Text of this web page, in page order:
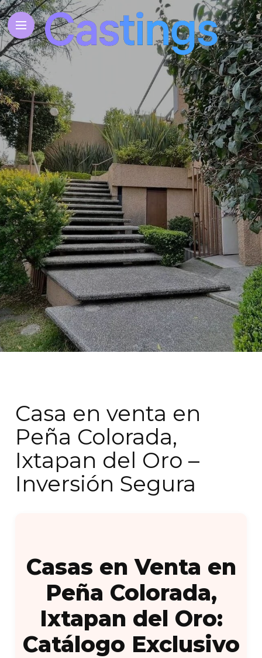
Casa en venta en
Peña Colorada,
Ixtapan del Oro –
Inversión Segura
Casas en Venta en
Peña Colorada,
Ixtapan del Oro:
Catálogo Exclusivo